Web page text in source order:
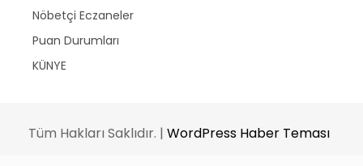
Nöbetçi Eczaneler
Puan Durumları
KÜNYE
Tüm Hakları Saklıdır. | WordPress Haber Teması